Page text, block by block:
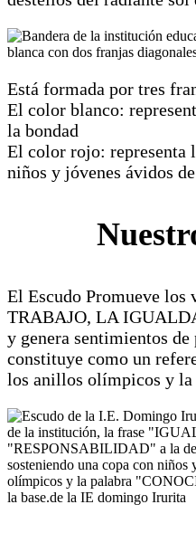
Está formada por tres
El color blanco:
la bondad
El color rojo: representa
niños y jóvenes ávidos
El Escudo Promueve los
TRABAJO, LA
y genera sentimientos de
constituye como un
los anillos olímpicos y la